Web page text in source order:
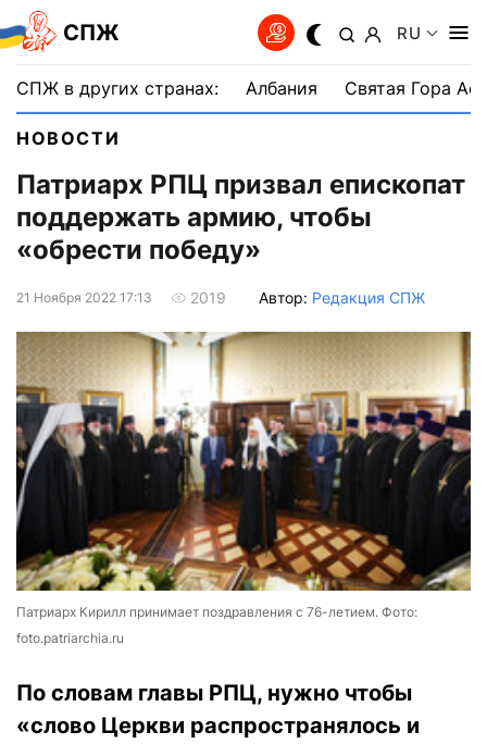
СПЖ RU
СПЖ в других странах: Албания Святая Гора
НОВОСТИ
Патриарх РПЦ призвал епископат
поддержать армию, чтобы
«обрести победу»
21 Ноября 2022 17:13 2019 Автор: Редакция СПЖ
Патриарх Кирилл принимает поздравления с 76-летием. Фото:
foto.patriarchia.ru
По словам главы РПЦ, нужно чтобы
«слово Церкви распространялось и